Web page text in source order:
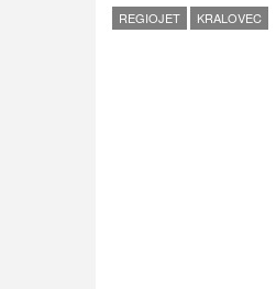
REGIOJET KRALOVEC